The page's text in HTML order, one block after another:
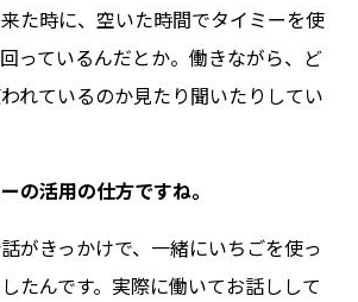
た時に、空いた時間でタイミーを使
っているんだとか。働きながら、ど
れているのか見たり聞いたりしてい
の活用の仕方ですね。
がきっかけで、一緒にいちごを使っ
たんです。実際に働いてお話しして